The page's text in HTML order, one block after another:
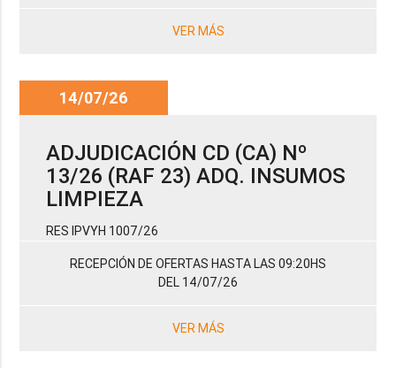
VER MÁS
14/07/26
ADJUDICACIÓN CD (CA) Nº
13/26 (RAF 23) ADQ. INSUMOS
LIMPIEZA
RES IPVYH 1007/26
RECEPCIÓN DE OFERTAS HASTA LAS 09:20HS
DEL 14/07/26
VER MÁS